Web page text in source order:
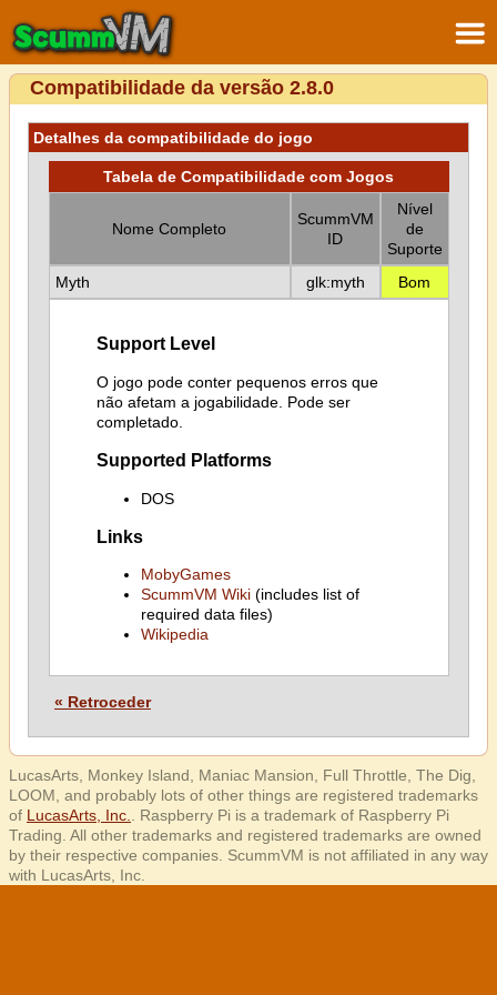
Compatibilidade da versão 2.8.0
Detalhes da compatibilidade do jogo
Tabela de Compatibilidade com Jogos
Nome Completo
ScummVM
ID
Nível
de
Suporte
Myth
glk:myth Bom
Support Level
O jogo pode conter pequenos erros que
não afetam a jogabilidade. Pode ser
completado.
Supported Platforms
DOS
Links
MobyGames
ScummVM Wiki(includes list of
required data files)
Wikipedia
« Retroceder
LucasArts, Monkey Island, Maniac Mansion, Full Throttle, The Dig,
LOOM, and probably lots of other things are registered trademarks
of LucasArts, Inc.
. Raspberry Pi is a trademark of Raspberry Pi
Trading. All other trademarks and registered trademarks are owned
by their respective companies. ScummVM is not affiliated in any way
with LucasArts, Inc.